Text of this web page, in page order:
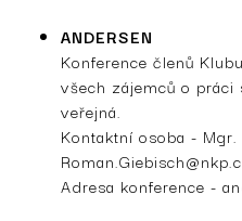
ANDERSEN
Konference členů
všech zájemců o
veřejná.
Kontaktní osoba - Mgr.
Adresa konference -